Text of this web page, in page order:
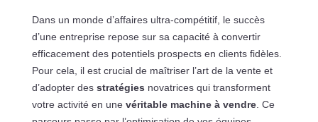
Dans un monde d’affaires ultra-compétitif, le succès
d’une entreprise repose sur sa capacité à convertir
efficacement des potentiels prospects en clients fidèles.
Pour cela, il est crucial de maîtriser l’art de la vente et
d’adopter des stratégies novatrices qui transforment
votre activité en une véritable machine à vendre. Ce